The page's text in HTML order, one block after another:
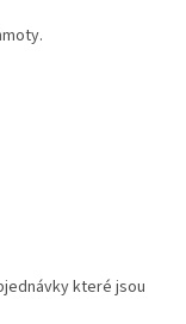
které jsou